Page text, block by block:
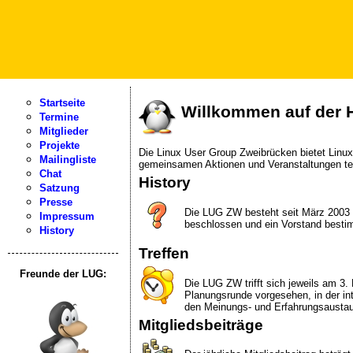
Startseite
Termine
Mitglieder
Projekte
Mailingliste
Chat
Satzung
Presse
Impressum
History
Freunde der LUG:
Willkommen auf der
Die Linux User Group Zweibrücken bietet
gemeinsamen Aktionen und Veranstaltungen
History
Die LUG ZW besteht seit März
beschlossen und ein Vorstand
Treffen
Die LUG ZW trifft sich jeweils am
Planungsrunde vorgesehen, in der
den Meinungs- und
Mitgliedsbeiträge